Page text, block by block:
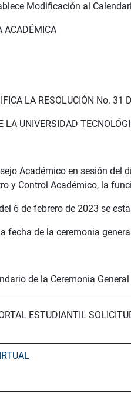
Modificación al
ACADÉMICA
LA RESOLUCIÓN No.
LA UNIVERSIDAD
Académico en sesión del
y Control Académico, la
6 de febrero de 2023 se
fecha de la ceremonia
de la Ceremonia
ESTUDIANTIL